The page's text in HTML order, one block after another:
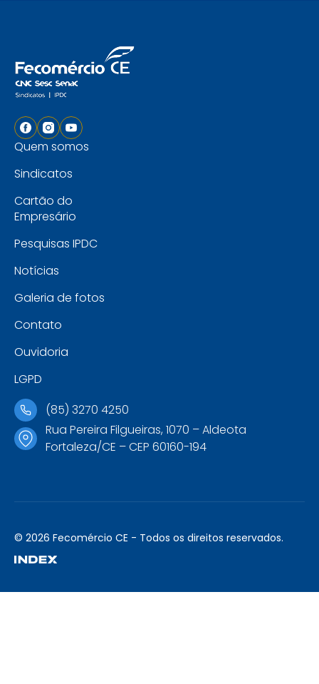
Quem somos
Sindicatos
Cartão do
Empresário
Pesquisas IPDC
Notícias
Galeria de fotos
Contato
Ouvidoria
LGPD
(85) 3270 4250
Rua Pereira Filgueiras, 1070 – Aldeota
Fortaleza/CE – CEP 60160-194
© 2026 Fecomércio CE - Todos os direitos reservados.